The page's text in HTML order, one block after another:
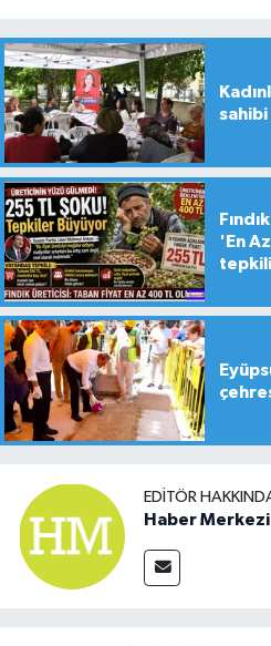
'En
EDITÖR
Haber Merkezi